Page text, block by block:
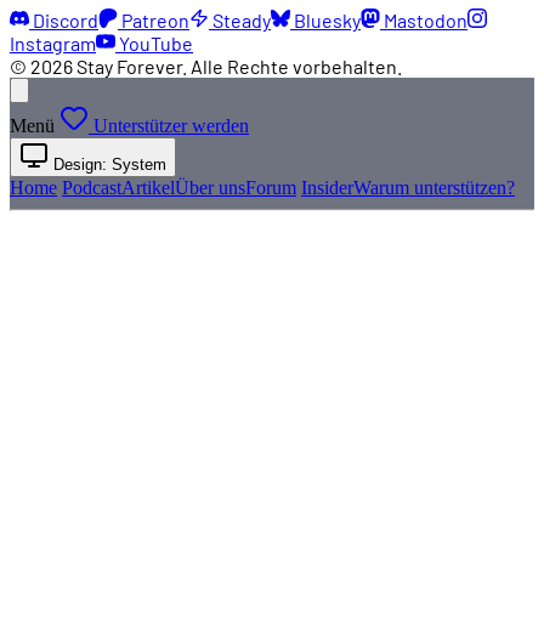
Discord Patreon Steady Bluesky
Mastodon
Instagram
YouTube
© 2026 Stay Forever. Alle Rechte vorbehalten.
Menü Unterstützer werden
Design: System
Home PodcastArtikelÜber unsForum InsiderWarum unterstützen?